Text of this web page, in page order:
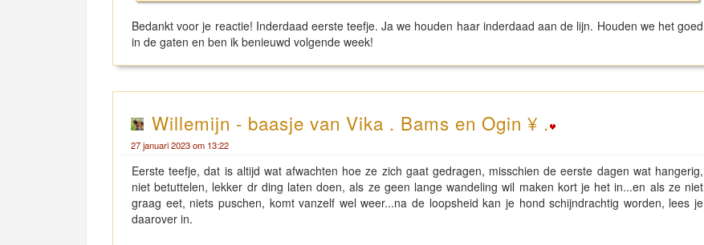
Bedankt voor je reactie! Inderdaad eerste teefje. Ja we houden haar inderdaad aan de lijn. Houden we het goed
in de gaten en ben ik benieuwd volgende week!
Willemijn - baasje van Vika . Bams en Ogin ¥ .
27 januari 2023 om 13:22
Eerste teefje, dat is altijd wat afwachten hoe ze zich gaat gedragen, misschien de eerste dagen wat hangerig,
niet betuttelen, lekker dr ding laten doen, als ze geen lange wandeling wil maken kort je het in...en als ze niet
graag eet, niets puschen, komt vanzelf wel weer...na de loopsheid kan je hond schijndrachtig worden, lees je
daarover in.